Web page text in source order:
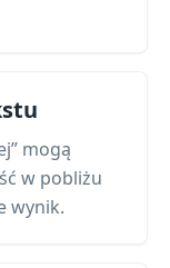
mogą
w pobliżu
wynik.